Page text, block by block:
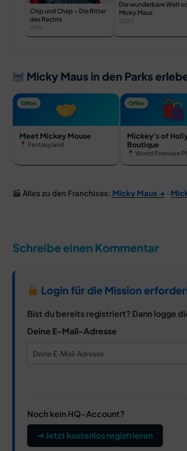
Chip und Chap – Die Ritter
des Rechts
1989
Die wunderbare Welt
Micky Maus
2020
Micky Maus in den Parks
Offen
Meet Mickey Mouse
Fantasyland
Offen
Mickey’s of
Boutique
World Premiere
Alles zu den Franchises: Micky Maus → ·
Schreibe einen Kommentar
Login für die Mission
Bist du bereits registriert? Dann logge
Deine E-Mail-Adresse
Noch kein HQ-Account?
➔ Jetzt kostenlos registrieren